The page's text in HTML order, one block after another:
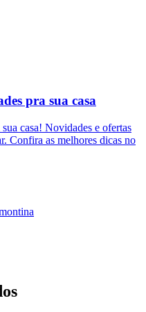
pra sua casa
casa! Novidades e ofertas
Confira as melhores dicas no